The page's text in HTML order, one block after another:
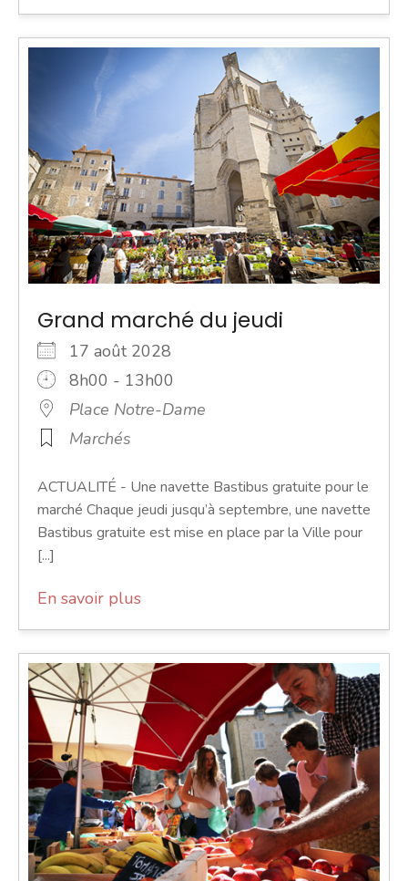
Grand marché du jeudi
17 août 2028
8h00 - 13h00
Place Notre-Dame
Marchés
ACTUALITÉ - Une navette Bastibus gratuite pour le
marché Chaque jeudi jusqu’à septembre, une navette
Bastibus gratuite est mise en place par la Ville pour
[...]
En savoir plus